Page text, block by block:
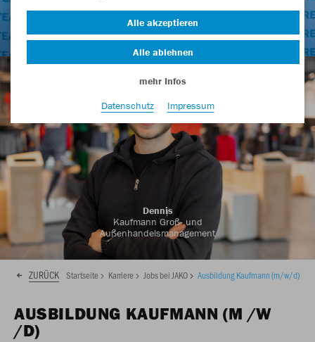
Dennis
Kaufmann Groß- und
Außenhandelsmanagement
ZURÜCK Startseite Karriere Jobs bei JAKO Ausbildung Kaufmann (m/w/d)
AUSBILDUNG KAUFMANN (M /W
/D)
Alle akzeptieren
Alle ablehnen
mehr Infos
Datenschutz
Impressum